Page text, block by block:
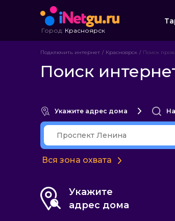
Город: Красноярск
Подключить интернет Красноярск Поиск
Поиск
Укажите адрес дома
Вся зона охвата
Укажите
адрес дома